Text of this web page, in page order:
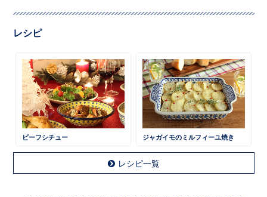
レシピ
ビーフシチュー ジャガイモのミルフィーユ焼き
レシピ一覧